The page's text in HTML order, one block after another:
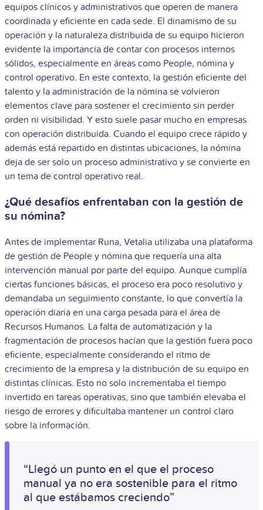
equipos clínicos y administrativos que operen de manera
coordinada y eficiente en cada sede. El dinamismo de su
operación y la naturaleza distribuida de su equipo hicieron
evidente la importancia de contar con procesos internos
sólidos, especialmente en áreas como People, nómina y
control operativo. En este contexto, la gestión eficiente del
talento y la administración de la nómina se volvieron
elementos clave para sostener el crecimiento sin perder
orden ni visibilidad. Y esto suele pasar mucho en empresas
con operación distribuida. Cuando el equipo crece rápido y
además está repartido en distintas ubicaciones, la nómina
deja de ser solo un proceso administrativo y se convierte en
un tema de control operativo real.
¿Qué desafíos enfrentaban con la gestión de
su nómina?
Antes de implementar Runa, Vetalia utilizaba una plataforma
de gestión de People y nómina que requería una alta
intervención manual por parte del equipo. Aunque cumplía
ciertas funciones básicas, el proceso era poco resolutivo y
demandaba un seguimiento constante, lo que convertía la
operación diaria en una carga pesada para el área de
Recursos Humanos. La falta de automatización y la
fragmentación de procesos hacían que la gestión fuera poco
eficiente, especialmente considerando el ritmo de
crecimiento de la empresa y la distribución de su equipo en
distintas clínicas. Esto no solo incrementaba el tiempo
invertido en tareas operativas, sino que también elevaba el
riesgo de errores y dificultaba mantener un control claro
sobre la información.
“Llegó un punto en el que el proceso
manual ya no era sostenible para el ritmo
al que estábamos creciendo”